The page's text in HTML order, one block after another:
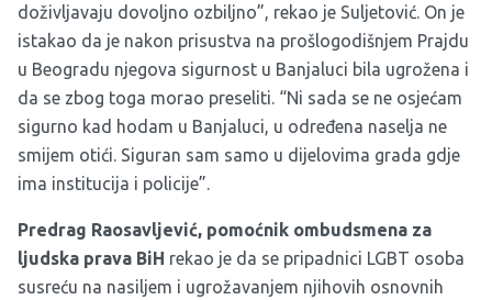
doživljavaju dovoljno ozbiljno”, rekao je Suljetović. On je
istakao da je nakon prisustva na prošlogodišnjem Prajdu
u Beogradu njegova sigurnost u Banjaluci bila ugrožena i
da se zbog toga morao preseliti. “Ni sada se ne osjećam
sigurno kad hodam u Banjaluci, u određena naselja ne
smijem otići. Siguran sam samo u dijelovima grada gdje
ima institucija i policije”.
Predrag Raosavljević, pomoćnik ombudsmena za
ljudska prava BiH rekao je da se pripadnici LGBT osoba
susreću na nasiljem i ugrožavanjem njihovih osnovnih